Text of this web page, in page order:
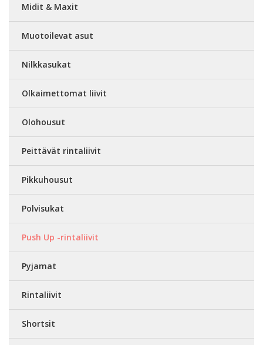
Midit & Maxit
Muotoilevat asut
Nilkkasukat
Olkaimettomat liivit
Olohousut
Peittävät rintaliivit
Pikkuhousut
Polvisukat
Push Up -rintaliivit
Pyjamat
Rintaliivit
Shortsit